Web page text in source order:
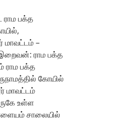
ராம பக்த
மாவட்டம் –
ராம பக்த
ராம பக்த
கோயில்
மாவட்டம்
உள்ள
சாலையில்